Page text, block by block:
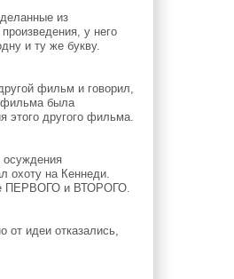
из
у него
и ту же букву.
фильм и говорил,
фильма была
этого другого фильма.
осуждения
охоту на Кеннеди.
ПЕРВОГО и ВТОРОГО.
идеи отказались,